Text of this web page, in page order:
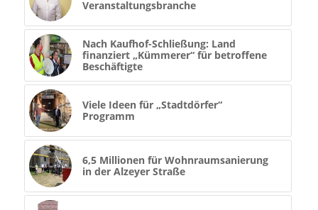
Veranstaltungsbranche
Nach Kaufhof-Schließung: Land
finanziert „Kümmerer“ für betroffene
Beschäftigte
Viele Ideen für „Stadtdörfer“
Programm
6,5 Millionen für Wohnraumsanierung
in der Alzeyer Straße